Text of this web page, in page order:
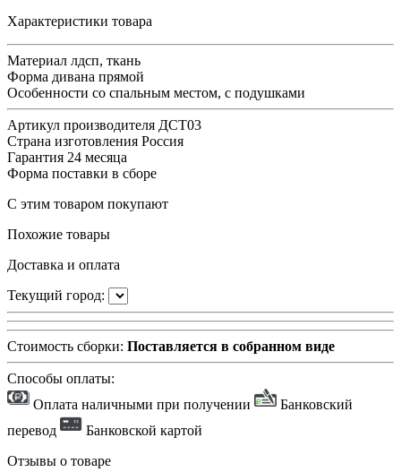
Характеристики товара
Материал лдсп, ткань
Форма дивана прямой
Особенности со спальным местом, с подушками
Артикул производителя ДСТ03
Страна изготовления Россия
Гарантия 24 месяца
Форма поставки в сборе
С этим товаром покупают
Похожие товары
Доставка и оплата
Текущий город:
Стоимость сборки: Поставляется в собранном виде
Способы оплаты:
Оплата наличными при получении
Банковский
перевод
Банковской картой
Отзывы о товаре